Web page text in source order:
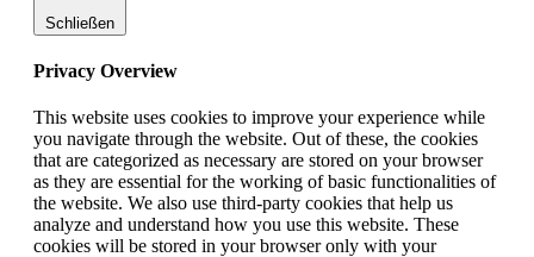
Schließen
Privacy Overview
This website uses cookies to improve your experience while
you navigate through the website. Out of these, the cookies
that are categorized as necessary are stored on your browser
as they are essential for the working of basic functionalities of
the website. We also use third-party cookies that help us
analyze and understand how you use this website. These
cookies will be stored in your browser only with your